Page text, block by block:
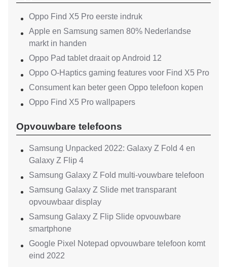
Oppo Find X5 Pro eerste indruk
Apple en Samsung samen 80% Nederlandse
markt in handen
Oppo Pad tablet draait op Android 12
Oppo O-Haptics gaming features voor Find X5 Pro
Consument kan beter geen Oppo telefoon kopen
Oppo Find X5 Pro wallpapers
Opvouwbare telefoons
Samsung Unpacked 2022: Galaxy Z Fold 4 en
Galaxy Z Flip 4
Samsung Galaxy Z Fold multi-vouwbare telefoon
Samsung Galaxy Z Slide met transparant
opvouwbaar display
Samsung Galaxy Z Flip Slide opvouwbare
smartphone
Google Pixel Notepad opvouwbare telefoon komt
eind 2022